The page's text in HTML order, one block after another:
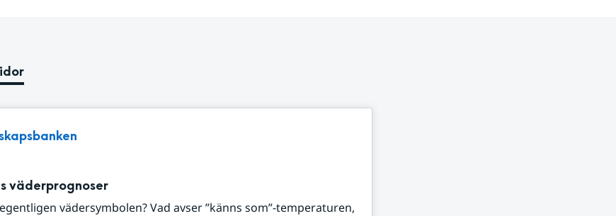
väderprognoser
vädersymbolen? Vad avser ”känns som”-temperaturen,